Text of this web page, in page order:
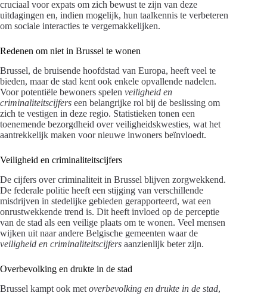
cruciaal voor expats om zich bewust te zijn van deze
uitdagingen en, indien mogelijk, hun taalkennis te verbeteren
om sociale interacties te vergemakkelijken.
Redenen om niet in Brussel te wonen
Brussel, de bruisende hoofdstad van Europa, heeft veel te
bieden, maar de stad kent ook enkele opvallende nadelen.
Voor potentiële bewoners spelen veiligheid en
criminaliteitscijfers een belangrijke rol bij de beslissing om
zich te vestigen in deze regio. Statistieken tonen een
toenemende bezorgdheid over veiligheidskwesties, wat het
aantrekkelijk maken voor nieuwe inwoners beïnvloedt.
Veiligheid en criminaliteitscijfers
De cijfers over criminaliteit in Brussel blijven zorgwekkend.
De federale politie heeft een stijging van verschillende
misdrijven in stedelijke gebieden gerapporteerd, wat een
onrustwekkende trend is. Dit heeft invloed op de perceptie
van de stad als een veilige plaats om te wonen. Veel mensen
wijken uit naar andere Belgische gemeenten waar de
veiligheid en criminaliteitscijfers aanzienlijk beter zijn.
Overbevolking en drukte in de stad
Brussel kampt ook met overbevolking en drukte in de stad,